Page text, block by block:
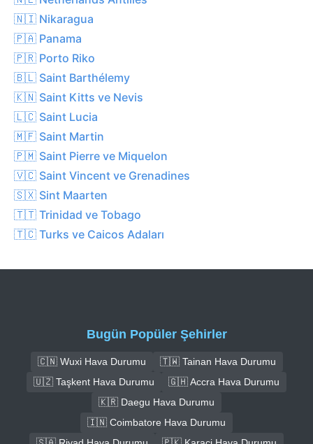
🇳🇮 Nikaragua
🇵🇦 Panama
🇵🇷 Porto Riko
🇧🇱 Saint Barthélemy
🇰🇳 Saint Kitts ve Nevis
🇱🇨 Saint Lucia
🇲🇫 Saint Martin
🇵🇲 Saint Pierre ve Miquelon
🇻🇨 Saint Vincent ve Grenadines
🇸🇽 Sint Maarten
🇹🇹 Trinidad ve Tobago
🇹🇨 Turks ve Caicos Adaları
Bugün Popüler Şehirler
🇨🇳 Wuxi Hava Durumu
🇹🇼 Tainan Hava Durumu
🇺🇿 Taşkent Hava Durumu
🇬🇭 Accra Hava Durumu
🇰🇷 Daegu Hava Durumu
🇮🇳 Coimbatore Hava Durumu